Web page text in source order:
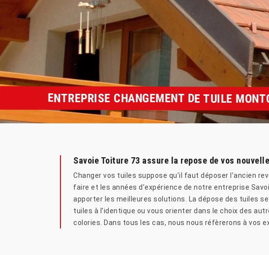
ENTREPRISE CHANGEMENT DE TUILE
Savoie Toiture 73 assure la repose de vos
Changer vos tuiles suppose qu’il faut déposer l’ancien
faire et les années d’expérience de notre entreprise
apporter les meilleures solutions. La dépose des tuiles
tuiles à l’identique ou vous orienter dans le choix des
colories. Dans tous les cas, nous nous réfèrerons à vos